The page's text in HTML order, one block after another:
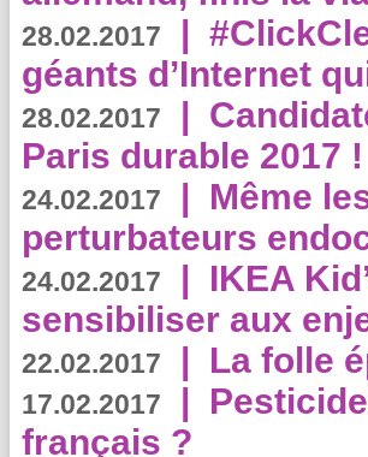
28.02.2017 |
géants d’Internet
28.02.2017 |
Paris durable 2017 !
24.02.2017 | Même
perturbateurs
24.02.2017 | IKEA
sensibiliser aux
22.02.2017 | La folle
17.02.2017 |
français ?